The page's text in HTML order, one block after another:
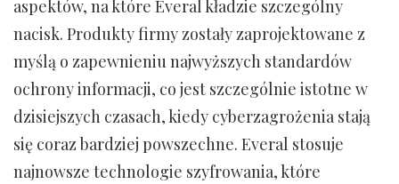
aspektów, na które Everal kładzie szczególny
nacisk. Produkty firmy zostały zaprojektowane z
myślą o zapewnieniu najwyższych standardów
ochrony informacji, co jest szczególnie istotne w
dzisiejszych czasach, kiedy cyberzagrożenia stają
się coraz bardziej powszechne. Everal stosuje
najnowsze technologie szyfrowania, które